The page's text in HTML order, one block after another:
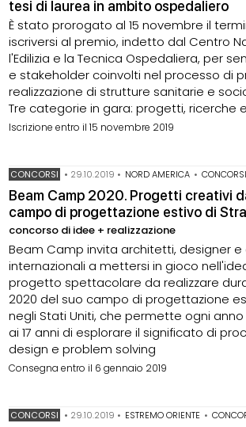
tesi di laurea in ambito ospedaliero
È stato prorogato al 15 novembre il
iscriversi al premio, indetto dal Centro
l'Edilizia e la Tecnica Ospedaliera, per
e stakeholder coinvolti nel processo di
realizzazione di strutture sanitarie e
Tre categorie in gara: progetti, ricerche
Iscrizione entro il 15 novembre 2019
CONCORSI • 29.10.2019 • NORD AMERICA •
Beam Camp 2020. Progetti creativi
campo di progettazione estivo di
concorso di idee + realizzazione
Beam Camp invita architetti, designer e
internazionali a mettersi in gioco
progetto spettacolare da realizzare
2020 del suo campo di progettazione
negli Stati Uniti, che permette ogni anno
ai 17 anni di esplorare il significato di
design e problem solving
Consegna entro il 6 gennaio 2019
CONCORSI • 29.10.2019 • ESTREMO ORIENTE •